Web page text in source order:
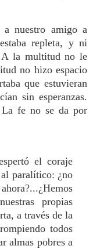
a nuestro amigo a
repleta, y ni
A la multitud no le
no hizo espacio
que estuvieran
sin esperanzas.
La fe no se da por
el coraje
paralítico: ¿no
propias
a través de la
todos
almas pobres a